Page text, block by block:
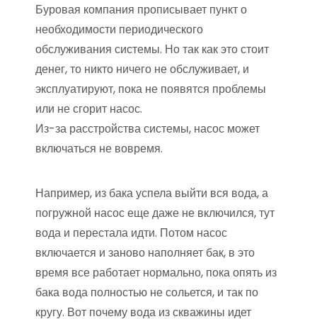
Буровая компания прописывает пункт о
необходимости периодического
обслуживания системы. Но так как это стоит
денег, то никто ничего не обслуживает, и
эксплуатируют, пока не появятся проблемы
или не сгорит насос.
Из-за расстройства системы, насос может
включаться не вовремя.
Например, из бака успела выйти вся вода, а
погружной насос еще даже не включился, тут
вода и перестала идти. Потом насос
включается и заново наполняет бак, в это
время все работает нормально, пока опять из
бака вода полностью не сольется, и так по
кругу. Вот почему вода из скважины идет